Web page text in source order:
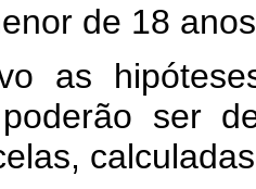
de 18
as
ser